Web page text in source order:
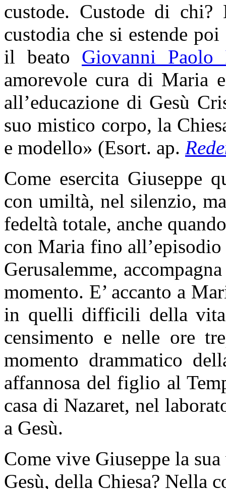
custode. Custode di
custodia che si estende
il beato Giovanni Paolo
amorevole cura di Maria
all’educazione di Gesù
suo mistico corpo, la
e modello» (Esort. ap.
Come esercita Giuseppe
con umiltà, nel silenzio,
fedeltà totale, anche
con Maria fino
Gerusalemme,
momento. E’ accanto a
in quelli difficili della
censimento e nelle ore
momento drammatico
affannosa del figlio al
casa di Nazaret, nel
a Gesù.
Come vive Giuseppe la
Gesù, della Chiesa? Nella